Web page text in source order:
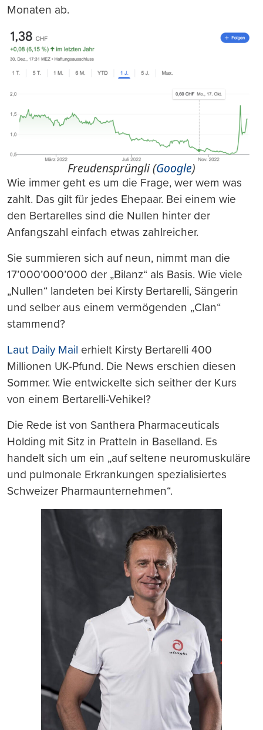
Monaten ab.
Freudensprüngli (Google)
Wie immer geht es um die Frage, wer wem was
zahlt. Das gilt für jedes Ehepaar. Bei einem wie
den Bertarelles sind die Nullen hinter der
Anfangszahl einfach etwas zahlreicher.
Sie summieren sich auf neun, nimmt man die
17’000’000’000 der „Bilanz“ als Basis. Wie viele
„Nullen“ landeten bei Kirsty Bertarelli, Sängerin
und selber aus einem vermögenden „Clan“
stammend?
Laut Daily Mail erhielt Kirsty Bertarelli 400
Millionen UK-Pfund. Die News erschien diesen
Sommer. Wie entwickelte sich seither der Kurs
von einem Bertarelli-Vehikel?
Die Rede ist von Santhera Pharmaceuticals
Holding mit Sitz in Pratteln in Baselland. Es
handelt sich um ein „auf seltene neuromuskuläre
und pulmonale Erkrankungen spezialisiertes
Schweizer Pharmaunternehmen“.